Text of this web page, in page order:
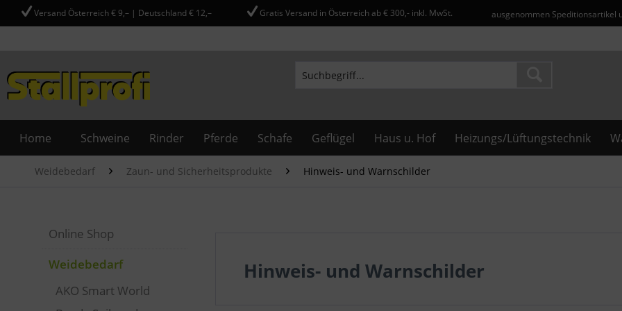
Versand Österreich € 9,– | Deutschland € 12,– Gratis Versand in Österreich ab € 300,- inkl. MwSt. ausgenommen Speditionsartikel
Home Schweine Rinder Pferde Schafe Geflügel Haus u. Hof Heizungs/Lüftungstechnik
Weidebedarf Zaun- und Sicherheitsprodukte Hinweis- und Warnschilder
Online Shop
Weidebedarf
AKO Smart World
Hinweis- und Warnschilder